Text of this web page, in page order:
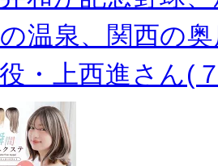
温泉、関西の
・上西進さん(